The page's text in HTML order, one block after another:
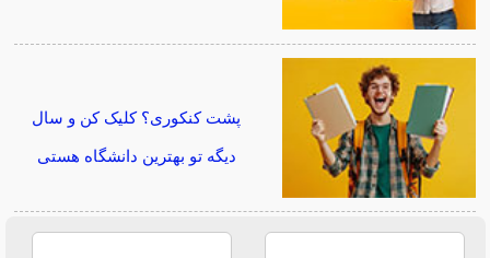
پشت کنکوری؟ کلیک کن و سال
دیگه تو بهترین دانشگاه هستی